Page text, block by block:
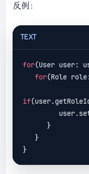
                }
            }
try
                }
                }
            }
反例：
TEXT
for(User user:
for(Role
if